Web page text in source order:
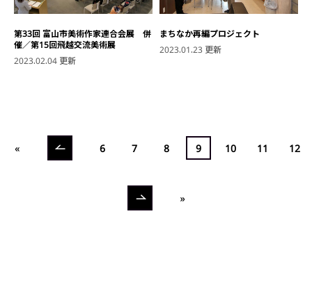
第33回 富山市美術作家連合会展 併
催／第15回飛越交流美術展
2023.02.04 更新
まちなか再編プロジェクト
2023.01.23 更新
« 6 7 8 9 10 11 12
»